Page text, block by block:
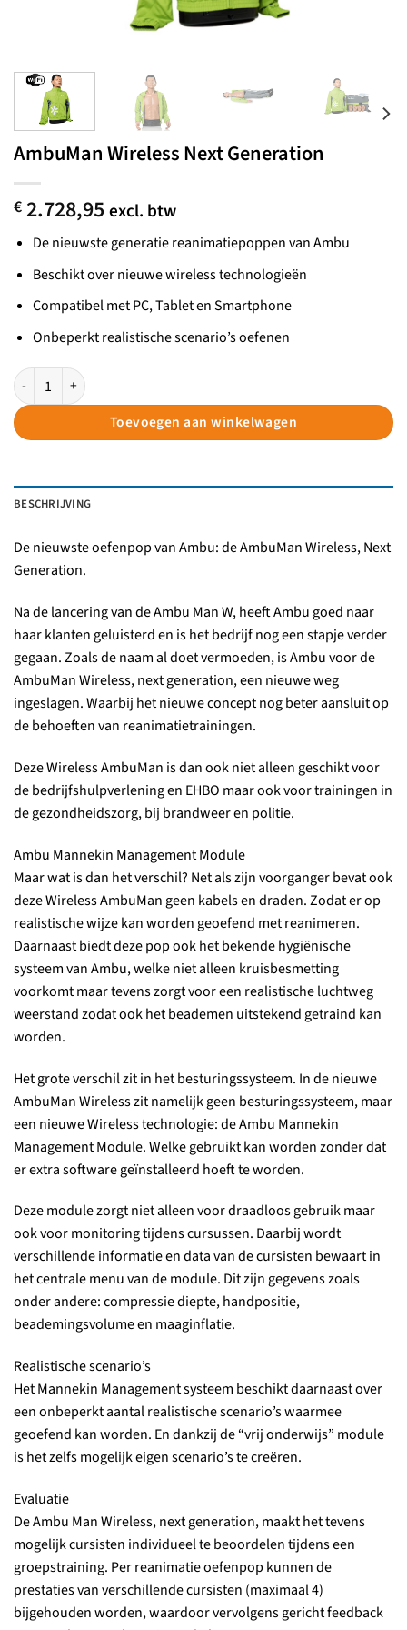
AmbuMan Wireless Next Generation
€ 2.728,95 excl. btw
De nieuwste generatie reanimatiepoppen van Ambu
Beschikt over nieuwe wireless technologieën
Compatibel met PC, Tablet en Smartphone
Onbeperkt realistische scenario’s oefenen
AmbuMan Wireless Next Generation aantal
Toevoegen aan winkelwagen
BESCHRIJVING
De nieuwste oefenpop van Ambu: de AmbuMan Wireless, Next
Generation.
Na de lancering van de Ambu Man W, heeft Ambu goed naar
haar klanten geluisterd en is het bedrijf nog een stapje verder
gegaan. Zoals de naam al doet vermoeden, is Ambu voor de
AmbuMan Wireless, next generation, een nieuwe weg
ingeslagen. Waarbij het nieuwe concept nog beter aansluit op
de behoeften van reanimatietrainingen.
Deze Wireless AmbuMan is dan ook niet alleen geschikt voor
de bedrijfshulpverlening en EHBO maar ook voor trainingen in
de gezondheidszorg, bij brandweer en politie.
Ambu Mannekin Management Module
Maar wat is dan het verschil? Net als zijn voorganger bevat ook
deze Wireless AmbuMan geen kabels en draden. Zodat er op
realistische wijze kan worden geoefend met reanimeren.
Daarnaast biedt deze pop ook het bekende hygiënische
systeem van Ambu, welke niet alleen kruisbesmetting
voorkomt maar tevens zorgt voor een realistische luchtweg
weerstand zodat ook het beademen uitstekend getraind kan
worden.
Het grote verschil zit in het besturingssysteem. In de nieuwe
AmbuMan Wireless zit namelijk geen besturingssysteem, maar
een nieuwe Wireless technologie: de Ambu Mannekin
Management Module. Welke gebruikt kan worden zonder dat
er extra software geïnstalleerd hoeft te worden.
Deze module zorgt niet alleen voor draadloos gebruik maar
ook voor monitoring tijdens cursussen. Daarbij wordt
verschillende informatie en data van de cursisten bewaart in
het centrale menu van de module. Dit zijn gegevens zoals
onder andere: compressie diepte, handpositie,
beademingsvolume en maaginflatie.
Realistische scenario’s
Het Mannekin Management systeem beschikt daarnaast over
een onbeperkt aantal realistische scenario’s waarmee
geoefend kan worden. En dankzij de “vrij onderwijs” module
is het zelfs mogelijk eigen scenario’s te creëren.
Evaluatie
De Ambu Man Wireless, next generation, maakt het tevens
mogelijk cursisten individueel te beoordelen tijdens een
groepstraining. Per reanimatie oefenpop kunnen de
prestaties van verschillende cursisten (maximaal 4)
bijgehouden worden, waardoor vervolgens gericht feedback